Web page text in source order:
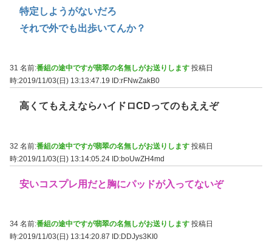
特定しようがないだろ
それで外でも出歩いてんか？
31 名前:番組の途中ですが翡翠の名無しがお送りします 投稿日
時:2019/11/03(日) 13:13:47.19
ID:rFNwZakB0
高くてもええならハイドロCDってのもええぞ
32 名前:番組の途中ですが翡翠の名無しがお送りします 投稿日
時:2019/11/03(日) 13:14:05.24 ID:boUwZH4md
安いコスプレ用だと胸にパッドが入ってないぞ
34 名前:番組の途中ですが翡翠の名無しがお送りします 投稿日
時:2019/11/03(日) 13:14:20.87
ID:DDJys3KI0